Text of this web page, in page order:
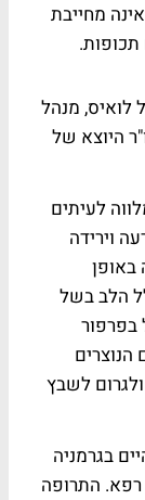
מחייבת
לואיס, מנהל
היוצא של
לעיתים
וירידה
באופן
הלב בשל
בפרפור
הנוצרים
לשבץ
בגרמניה
התרופה